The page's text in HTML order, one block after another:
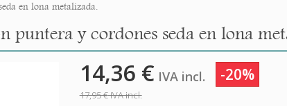
en lona metalizada.
puntera y cordones seda en lona
14,36 € IVA incl. -20%
17,95 €IVA incl.